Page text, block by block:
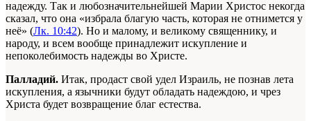
надежду. Так и любозначительнейшей Марии Христос некогда
сказал, что она «избрала благую часть, которая не отнимется у
неё» (Лк. 10:42). Но и малому, и великому священнику, и
народу, и всем вообще принадлежит искупление и
непоколебимость надежды во Христе.
Палладий. Итак, продаст свой удел Израиль, не познав лета
искупления, а язычники будут обладать надеждою, и чрез
Христа будет возвращение благ естества.